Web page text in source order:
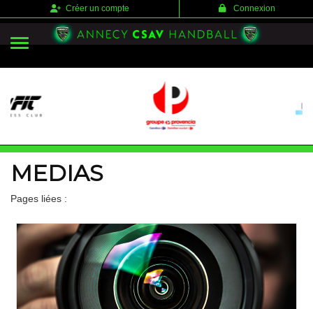
Créer un compte Connexion
MEDIAS
Pages liées :
Panneau de gestion des cookies